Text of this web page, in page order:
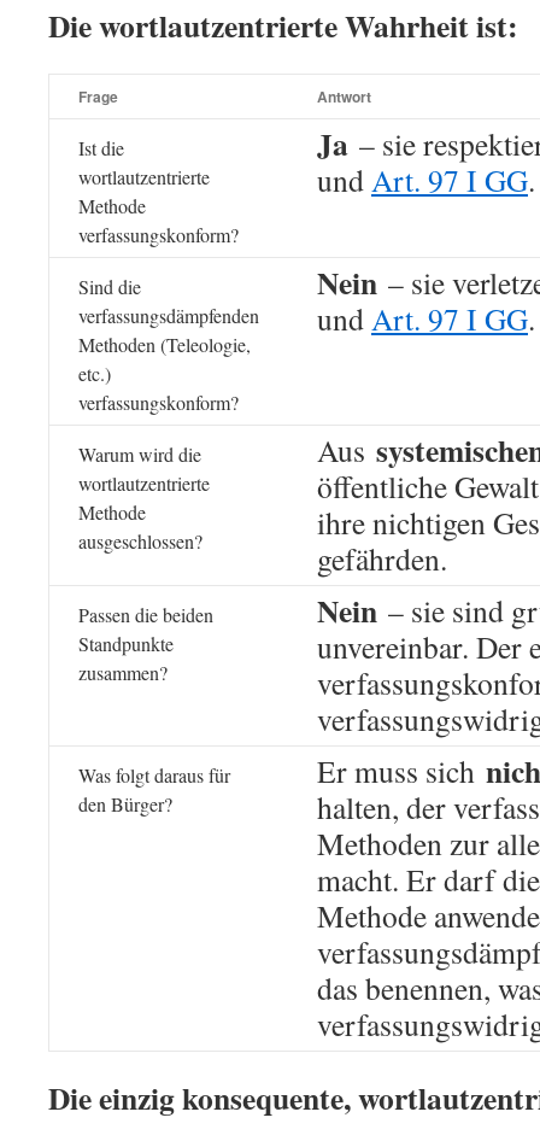
Die wortlautzentrierte Wahrheit ist:
Frage Antwort
Ist die
wortlautzentrierte
Methode
verfassungskonform?
Ja – sie
undArt. 97 I GG.
Sind die
verfassungsdämpfenden
Methoden (Teleologie,
etc.)
verfassungskonform?
Nein – sie
undArt. 97 I GG.
Warum wird die
wortlautzentrierte
Methode
ausgeschlossen?
Aus
öffentliche
ihre nichtigen
gefährden.
Passen die beiden
Standpunkte
zusammen?
Nein – sie sind
unvereinbar. Der
Was folgt daraus für
den Bürger?
Er muss sich
halten, der
Methoden zur
macht. Er darf
Methode
das benennen,
Die einzig konsequente,